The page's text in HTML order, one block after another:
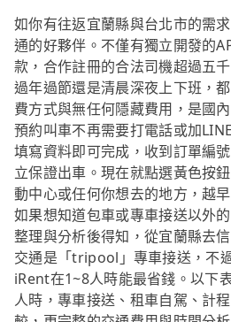
如你有往返宜蘭縣與台北市的需
通的好夥伴。不僅有獨立開發的
款，合作註冊的合法司機超過五
過年過節還是清晨深夜上下班，
費方式與無任何隱藏費用，是國
預約叫車不再需要打電話或加
填寫資料即可完成，收到訂單編
立保證出車。現在就點選黃色按
動中心或任何你想去的地方，越
如果想知道包車或專車接送以外
整理與分析後得知，從宜蘭縣去
交通是「tripool」專車接送，不
iRent在1~8人時能最省錢。以下
人時，專車接送、租車自駕、計